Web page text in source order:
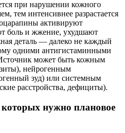
при нарушении кожного
тем интенсивнее разрастается
активируют
боль и жжение, ухудшают
деталь — далеко не каждый
одними антигистаминными
может быть кожным
нейрогенным
зуд) или системным
расстройства, дефициты).
нужно плановое